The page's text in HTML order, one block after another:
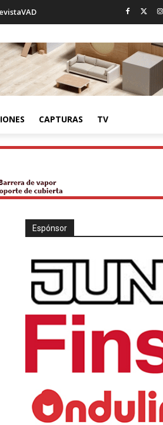
CAPTURAS TV
Espónsor